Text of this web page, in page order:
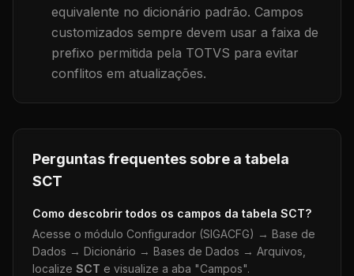
equivalente no dicionário padrão. Campos
customizados sempre devem usar a faixa de
prefixo permitida pela TOTVS para evitar
conflitos em atualizações.
Perguntas frequentes sobre a tabela
SCT
Como descobrir todos os campos da tabela SCT?
Acesse o módulo Configurador (SIGACFG) → Base de
Dados → Dicionário → Bases de Dados → Arquivos,
localize SCT e visualize a aba "Campos".